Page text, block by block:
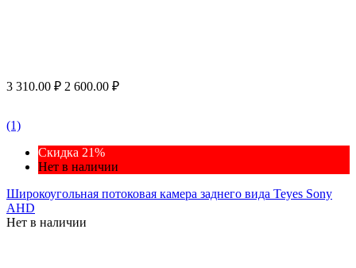
3 310.00 ₽ 2 600.00 ₽
(1)
Скидка 21%
Нет в наличии
Широкоугольная потоковая камера заднего вида Teyes Sony
AHD
Нет в наличии